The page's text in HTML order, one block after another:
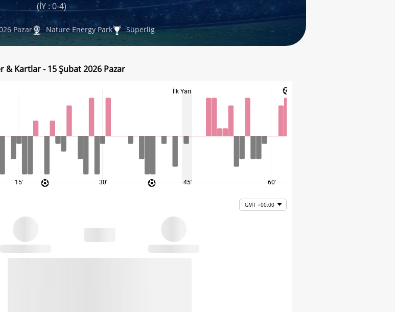
(İY : 0-4)
Pazar Nature Energy Park Süperlig
& Kartlar - 15 Şubat 2026 Pazar
15' 30'
İlk Yarı
45' 60'
GMT +00:00